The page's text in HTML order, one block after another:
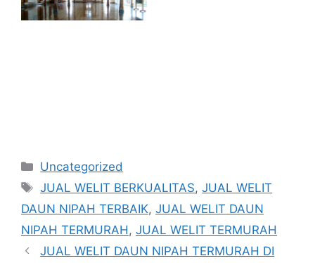
Kategori
Uncategorized
Tag
JUAL WELIT BERKUALITAS,JUAL WELIT
DAUN NIPAH TERBAIK, JUAL WELIT DAUN
NIPAH TERMURAH , JUAL WELIT TERMURAH
JUAL WELIT DAUN NIPAH TERMURAH DI